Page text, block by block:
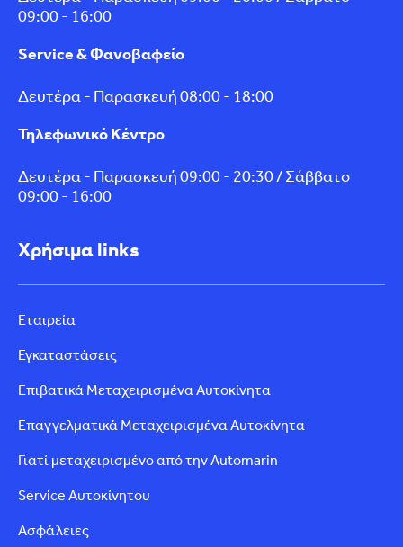
09:00 - 16:00
Service & Φανοβαφείο
Δευτέρα - Παρασκευή 08:00 - 18:00
Τηλεφωνικό Κέντρο
Δευτέρα - Παρασκευή 09:00 - 20:30 / Σάββατο
09:00 - 16:00
Χρήσιμα links
Εταιρεία
Εγκαταστάσεις
Επιβατικά Μεταχειρισμένα Αυτοκίνητα
Επαγγελματικά Μεταχειρισμένα Αυτοκίνητα
Γιατί μεταχειρισμένο από την Automarin
Service Αυτοκίνητου
Ασφάλειες